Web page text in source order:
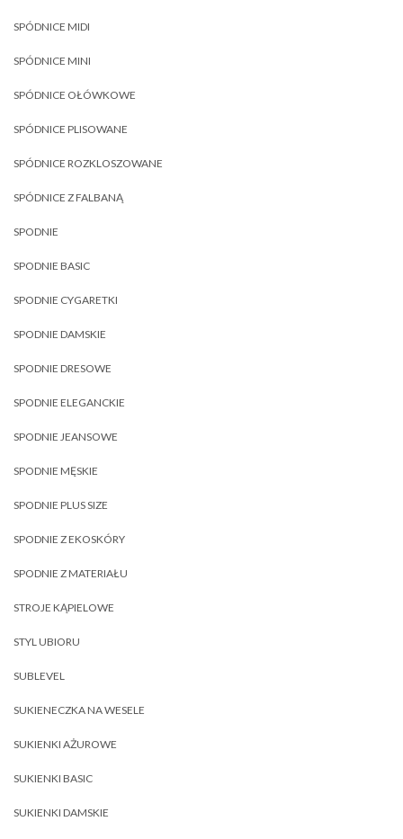
SPÓDNICE MIDI
SPÓDNICE MINI
SPÓDNICE OŁÓWKOWE
SPÓDNICE PLISOWANE
SPÓDNICE ROZKLOSZOWANE
SPÓDNICE Z FALBANĄ
SPODNIE
SPODNIE BASIC
SPODNIE CYGARETKI
SPODNIE DAMSKIE
SPODNIE DRESOWE
SPODNIE ELEGANCKIE
SPODNIE JEANSOWE
SPODNIE MĘSKIE
SPODNIE PLUS SIZE
SPODNIE Z EKOSKÓRY
SPODNIE Z MATERIAŁU
STROJE KĄPIELOWE
STYL UBIORU
SUBLEVEL
SUKIENECZKA NA WESELE
SUKIENKI AŻUROWE
SUKIENKI BASIC
SUKIENKI DAMSKIE